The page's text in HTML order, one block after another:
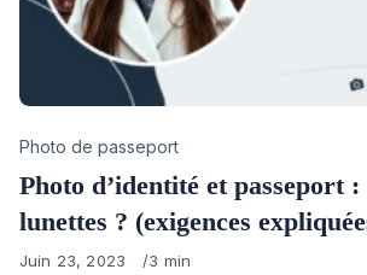
Category
Photo de passeport
Photo d’identité et passeport :
lunettes ? (exigences
Published
Juin 23, 2023 3 min